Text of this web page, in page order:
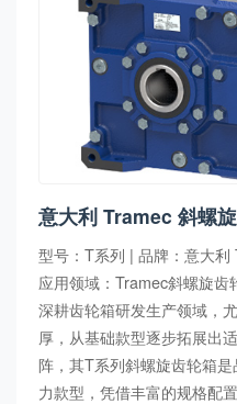
意大利 Tramec 斜螺
型号：T系列 | 品牌：意大利
应用领域：Tramec斜螺旋
深耕齿轮箱研发生产领域，
厚，从基础款型逐步拓展出
阵，其T系列斜螺旋齿轮箱
力款型，凭借丰富的规格配